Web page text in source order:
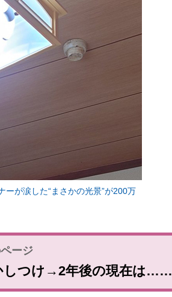
が涙した“まさかの光景”が200万
しつけ→2年後の現在は……